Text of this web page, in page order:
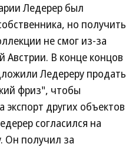
Ледерер был
но получить
не смог из-за
Австрии. В конце концов
Ледереру продать
фриз", чтобы
других объектов
согласился на
Он получил за